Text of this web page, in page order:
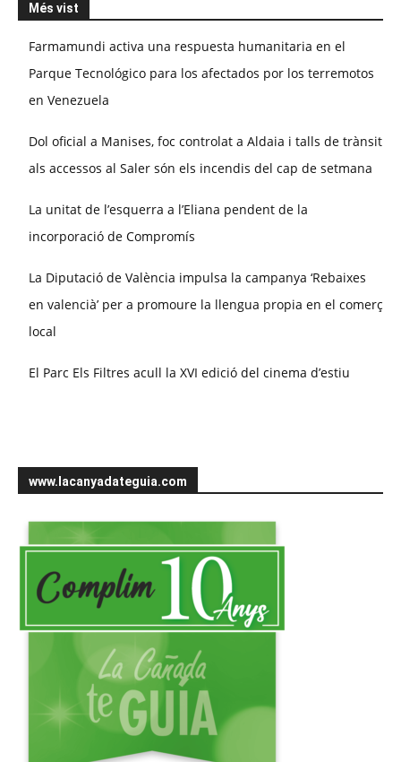
Més vist
Farmamundi activa una respuesta humanitaria en el
Parque Tecnológico para los afectados por los terremotos
en Venezuela
Dol oficial a Manises, foc controlat a Aldaia i talls de trànsit
als accessos al Saler són els incendis del cap de setmana
La unitat de l’esquerra a l’Eliana pendent de la
incorporació de Compromís
La Diputació de València impulsa la campanya ‘Rebaixes
en valencià’ per a promoure la llengua propia en el comerç
local
El Parc Els Filtres acull la XVI edició del cinema d’estiu
www.lacanyadateguia.com